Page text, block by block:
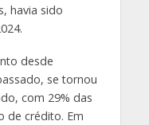
havia sido
desde
se tornou
com 29% das
de crédito. Em